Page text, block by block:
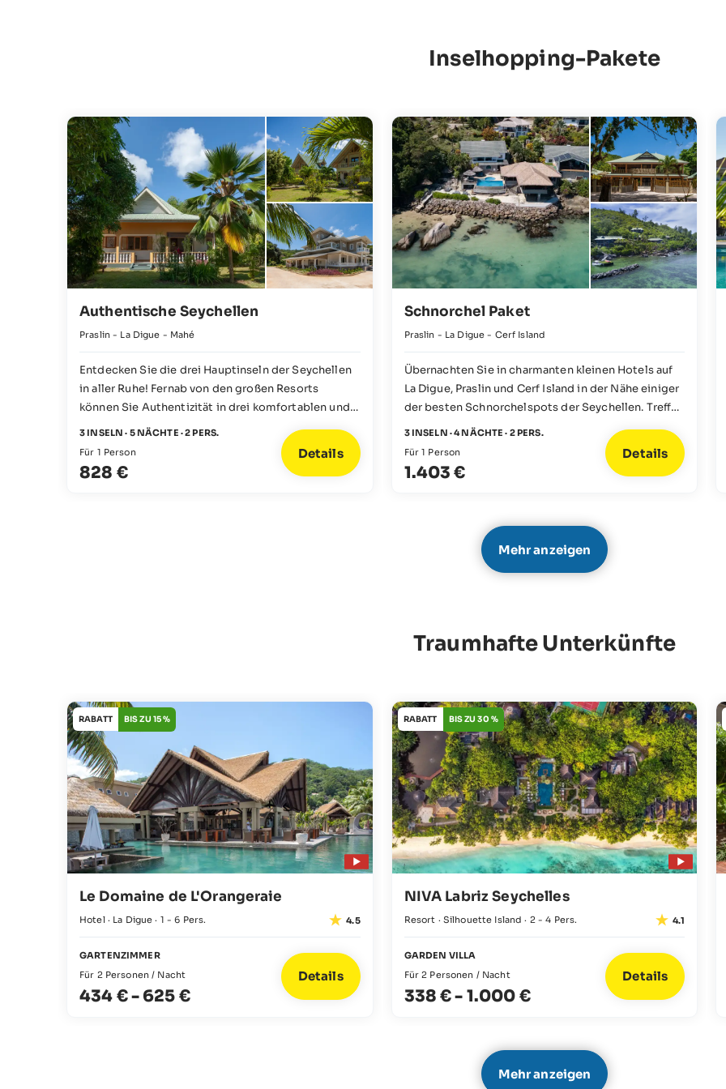
Inselhopping-Pakete
Authentische Seychellen
Praslin - La Digue - Mahé
Entdecken Sie die drei Hauptinseln der Seychellen
in aller Ruhe! Fernab von den großen Resorts
können Sie Authentizität in drei komfortablen und
lokal geführten Gasthäusern erleben. Hier werden
Sie noch ganz persönlich betreut und erhalten
einen Einblick in die hiesigen Gepflogenheiten,
während die inseltypische Gelassenheit der
3 INSELN · 5 NÄCHTE · 2 PERS.
Für 1 Person
828 €
Details
Schnorchel Paket
Praslin - La Digue - Cerf Island
Übernachten Sie in charmanten kleinen Hotels auf
La Digue, Praslin und Cerf Island in der Nähe einiger
der besten Schnorchelspots der Seychellen. Treffen
Sie auf Karettschildkröten und schwimmen Sie mit
Fischschwärmen. Diese Kombi wird es Ihnen
ermöglichen, sie zu finden!
3 INSELN · 4 NÄCHTE · 2 PERS.
Für 1 Person
1.403 €
Details
Mehr anzeigen
Traumhafte Unterkünfte
RABATT BIS ZU 15 %
Le Domaine de L'Orangeraie
Hotel · La Digue · 1 - 6 Pers. 4.5
GARTENZIMMER
Für 2 Personen / Nacht
434 €- 625 €
Details
RABATT BIS ZU 30 %
NIVA Labriz Seychelles
Resort · Silhouette Island · 2 - 4 Pers. 4.1
GARDEN VILLA
Für 2 Personen / Nacht
338 €- 1.000 €
Details
Mehr anzeigen